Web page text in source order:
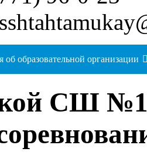
об образовательной организации
СШ